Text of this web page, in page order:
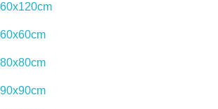
60x120cm
60x60cm
80x80cm
90x90cm